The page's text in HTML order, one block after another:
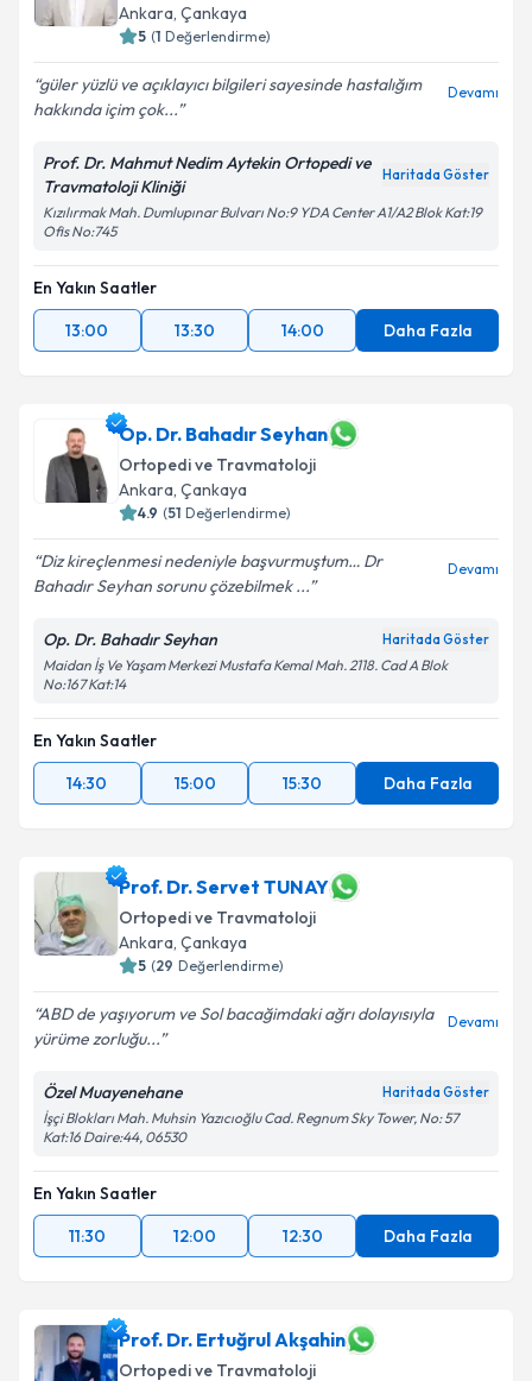
Ankara, Çankaya
5 (1 Değerlendirme)
güler yüzlü ve açıklayıcı bilgileri sayesinde hastalığım
hakkında içim çok...
Devamı
Prof. Dr. Mahmut Nedim Aytekin Ortopedi ve
Travmatoloji Kliniği
Haritada Göster
Kızılırmak Mah. Dumlupınar Bulvarı No:9 YDA Center A1/A2 Blok Kat:19
Ofis No:745
En Yakın Saatler
13:00
13:30 14:00 Daha Fazla
Op. Dr. Bahadır Seyhan
Ortopedi ve Travmatoloji
Ankara, Çankaya
4.9 (51 Değerlendirme)
Diz kireçlenmesi nedeniyle başvurmuştum… Dr
Bahadır Seyhan sorunu çözebilmek ...
Devamı
Op. Dr. Bahadır Seyhan Haritada Göster
Maidan İş Ve Yaşam Merkezi Mustafa Kemal Mah. 2118. Cad A Blok
No:167 Kat:14
En Yakın Saatler
14:30
15:00 15:30 Daha Fazla
Prof. Dr. Servet TUNAY
Ortopedi ve Travmatoloji
Ankara, Çankaya
5 (29 Değerlendirme)
ABD de yaşıyorum ve Sol bacağimdaki ağrı dolayısıyla
yürüme zorluğu...
Devamı
Özel Muayenehane Haritada Göster
İşçi Blokları Mah. Muhsin Yazıcıoğlu Cad. Regnum Sky Tower, No: 57
Kat:16 Daire:44, 06530
En Yakın Saatler
11:30
12:00 12:30 Daha Fazla
Prof. Dr. Ertuğrul Akşahin
Ortopedi ve Travmatoloji